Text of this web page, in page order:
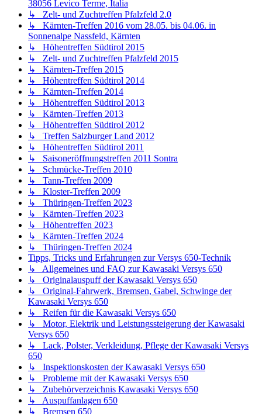
650
↳ Inspektionskosten der Kawasaki Versys 650
↳ Probleme mit der Kawasaki Versys 650
↳ Zubehörverzeichnis Kawasaki Versys 650
↳ Auspuffanlagen 650
↳ Bremsen 650
↳ Elektronik und Licht 650
↳ Fahrwerksumbauten 650
↳ Gepäcksysteme 650
↳ Kennzeichenhalter 650
↳ Kettensätze und Kettenschutz 650
↳ Kühlerschutz 650
↳ Lenker und Lenkeranbauten 650
↳ Motor, Kupplung, Sturzschutz 650
↳ Sitzbänke 650
↳ Spoiler, Spritzschutz, Verkleidungszubehör 650
↳ Verkleidungsscheiben 650
↳ Weiteres Zubehör 650
Tipps, Tricks und Erfahrungen zur Versys 1000/1100-Technik
↳ Allgemeines und FAQ zur Kawasaki Versys 1000/1100
↳ Originalauspuff der Kawasaki Versys 1000/1100
↳ Original-Fahrwerk, Bremsen, Gabel, Schwinge der
Kawasaki Versys 1000/1100
↳ Reifen für die Kawasaki Versys 1000/1100
↳ Lack, Verkleidung, Pflege der Kawasaki Versys
1000/1100
↳ Motor, Elektrik und Leistungssteigerung Kawasaki Versys
1000/1100
↳ Inspektionskosten Kawasaki Versys 1000/1100
↳ Probleme mit der Kawasaki Versys 1000/1100
↳ Zubehörverzeichnis Kawasaki Versys 1000/1100
↳ Auspuffanlagen 1000/1100
↳ Bremsen 1000/1100
↳ Elektronik und Licht 1000/1100
↳ Fahrwerksumbauten 1000/1100
↳ Gepäcksysteme 1000/1100
↳ Kennzeichenhalter 1000/1100